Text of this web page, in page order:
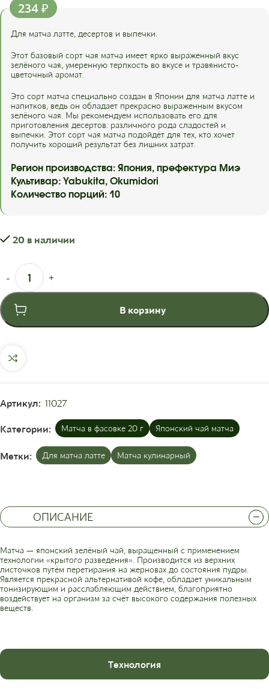
234 ₽
Для матча латте, десертов и выпечки.
Этот базовый сорт чая матча имеет ярко выраженный вкус
зелёного чая, умеренную терпкость во вкусе и травянисто-
цветочный аромат.
Это сорт матча специально создан в Японии для матча латте и
напитков, ведь он обладает прекрасно выраженным вкусом
зелёного чая. Мы рекомендуем использовать его для
приготовления десертов: различного рода сладостей и
выпечки. Этот сорт чая матча подойдёт для тех, кто хочет
получить хороший результат без лишних затрат.
Регион производства: Япония, префектура Миэ
Культивар: Yabukita, Okumidori
Количество порций: 10
20 в наличии
В корзину
Артикул: 11027
Категории: Матча в фасовке 20 г Японский чай матча
Метки: Для матча латте Матча кулинарный
ОПИСАНИЕ
Матча — японский зелёный чай, выращенный с применением
технологии «крытого разведения». Производится из верхних
листочков путём перетирания на жерновах до состояния пудры.
Является прекрасной альтернативой кофе, обладает уникальным
тонизирующим и расслабляющим действием, благоприятно
воздействует на организм за счёт высокого содержания полезных
веществ.
Технология